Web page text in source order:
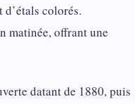
d’étals colorés.
matinée, offrant une
datant de 1880, puis